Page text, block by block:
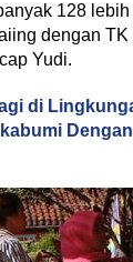
128
dengan
Yudi.
di